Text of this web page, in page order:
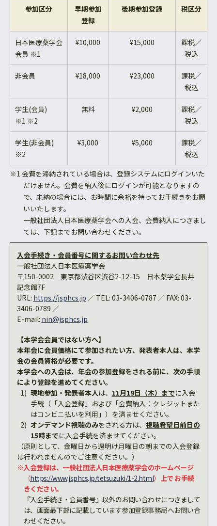
参加区分
早期参加
登録
後期参加登録 税区分
日本医療薬学会
会員 ※1
¥10,000 ¥15,000
課税／
税込
非会員 ¥18,000 ¥23,000
課税／
税込
学生(会員)
※1 ※2
無料 ¥2,000
課税／
税込
学生(非会員)
※2
¥3,000 ¥5,000
課税／
税込
※1 会費を滞納されている場合は、登録システムにログインいた
だけません。会費を納入後にログインが可能となりますの
で、未納の場合には、お時間に余裕を持ってお手続きをお願
いいたします。
一般社団法人日本医療薬学会への入会、会費納入につきまし
ては、下記までお問い合わせください。
入会手続き・会員番号に関するお問い合わせ先
一般社団法人日本医療薬学会
〒150-0002 東京都渋谷区渋谷2-12-15 日本薬学会長井
記念館7F
URL: https://jsphcs.jp ／ TEL: 03-3406-0787 ／ FAX: 03-
3406-0789 ／
E-mail: nin@jsphcs.jp
【本学会会員ではない方へ】
本年会に会員価格にて参加されたい方、発表者本人は、本学
会の会員資格が必要です。
本学会への入会は、年会の参加登録をされる前に、次の手順
により登録を進めてください。
現地参加・発表者本人は、 11月19日（木）までに入会
手続（「入会登録」および「会費納入：クレジットまた
はコンビニ払いを利用」）を済ませください。
オンデマンド視聴のみをされる方は、 視聴希望日前日の
15時までに入会手続を済ませてください。
（原則として、金曜日から週明け月曜日の朝までの入会登録
は行われませんのでご注意ください。）
※入会登録は、一般社団法人日本医療薬学会のホームページ
（https://www.jsphcs.jp/tetsuzuki/1-2.html） 上で お手続
きください。
『入会手続き・会員番号』以外のお問い合わせにつきまして
は、画面最下部に記載しています参加登録事務局へお問い合
わせください。